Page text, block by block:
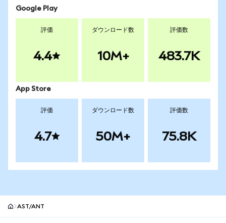
Google Play
評価
4.4
ダウンロード数
10M+
評価数
483.7K
App Store
評価
4.7
ダウンロード数
50M+
評価数
75.8K
AST/ANT